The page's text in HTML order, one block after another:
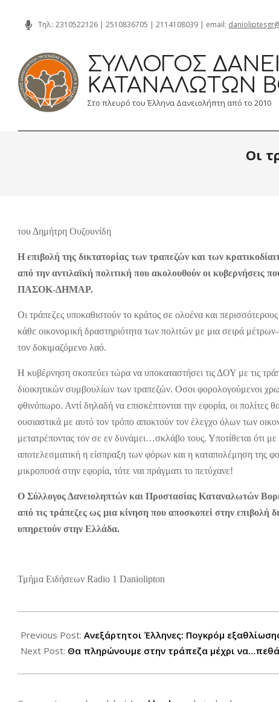
content
Τηλ.: 2310522126 | 2510836705 | 2114108039 | email:
ΣΎΛΛΟΓΟΣ
ΚΑΤΑΝΑΛΩΤΏΝ
Στο πλευρό του Έλληνα Δανειολήπτη από το 2010
Οι
του Δημήτρη Ουζουνίδη
Η επιβολή της δικτατορίας των τραπεζών και των
από την αντιλαϊκή πολιτική που ακολουθούν οι κυβερνήσεις
ΠΑΣΟΚ-ΔΗΜΑΡ.
Οι τράπεζες υποκαθιστούν το κράτος σε ολοένα και
κάθε οικονομική δραστηριότητα των πολιτών με μια σειρά
τον δοκιμαζόμενο λαό.
Η κυβέρνηση σκοπεύει τώρα να υποκαταστήσει τις ΔΟΥ με τις
διοικητικών συμβουλίων των τραπεζών. Οσοι φορολογούμενοι
φθινόπωρο. Αντί δηλαδή να επισκέπτονται την εφορία, οι πολίτες
ουσιαστικά με αυτό τον τρόπο αποκτούν τον έλεγχο όλων των
μετατρέποντας τον σε εν δυνάμει…σκλάβο τους. Υποτίθεται ότι
αποτελεσματική η είσπραξη των φόρων και η καταπολέμηση της
μικροποσά στην εφορία, τότε ναι πράγματι το πετύχανε!
Ο Σύλλογος Δανειοληπτών και Προστασίας Καταναλωτών
από τις τράπεζες ως μια κίνηση που αποσκοπεί στην επιβολή
υπηρετούν στην Ελλάδα.
Τμήμα Ειδήσεων Radio 1 Daniolipton
07-
17
Previous Post: Ανεξάρτητοι Έλληνες: Πογκρόμ
Next Post: Θα πληρώνουμε στην τράπεζα μέχρι